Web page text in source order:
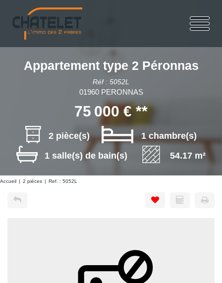
Appartement type 2 Péronnas
Réf : 5052L
01960 PERONNAS
75 000 €**
2 pièce(s)
1 chambre(s)
1 salle(s) de bain(s)
54.17 m²
Accueil 2 pièces Ref. : 5052L